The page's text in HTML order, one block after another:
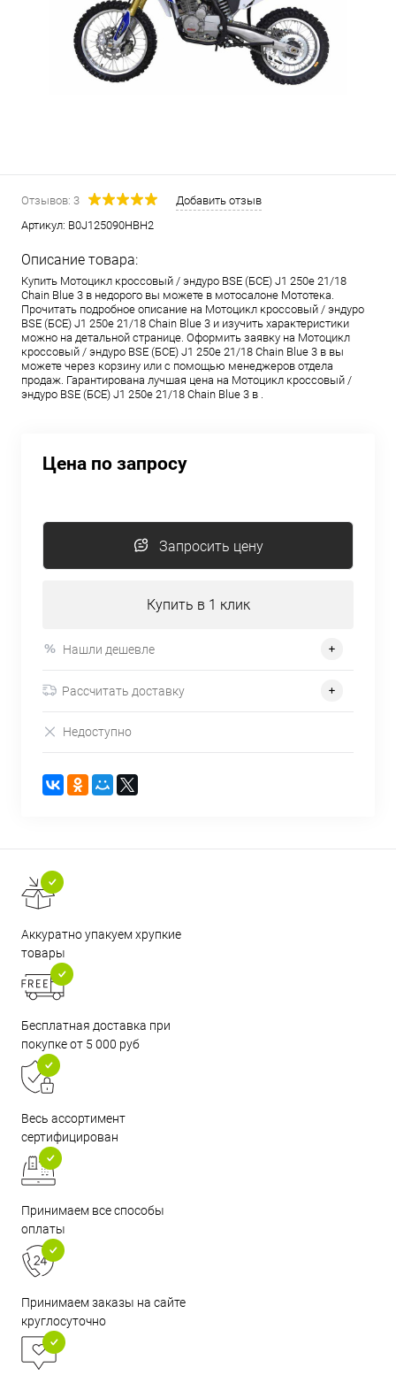
Отзывов: 3
Добавить отзыв
Артикул: B0J125090HBH2
Описание товара:
Купить Мотоцикл кроссовый / эндуро BSE (БСЕ) J1 250e 21/18
Chain Blue 3 в недорого вы можете в мотосалоне Мототека.
Прочитать подробное описание на Мотоцикл кроссовый / эндуро
BSE (БСЕ) J1 250e 21/18 Chain Blue 3 и изучить характеристики
можно на детальной странице. Оформить заявку на Мотоцикл
кроссовый / эндуро BSE (БСЕ) J1 250e 21/18 Chain Blue 3 в вы
можете через корзину или с помощью менеджеров отдела
продаж. Гарантирована лучшая цена на Мотоцикл кроссовый /
эндуро BSE (БСЕ) J1 250e 21/18 Chain Blue 3 в .
Цена по запросу
Запросить цену
Купить в 1 клик
Нашли дешевле
Рассчитать доставку
Недоступно
Аккуратно упакуем хрупкие
товары
Бесплатная доставка при
покупке от 5 000 руб
Весь ассортимент
сертифицирован
Принимаем все способы
оплаты
Принимаем заказы на сайте
круглосуточно